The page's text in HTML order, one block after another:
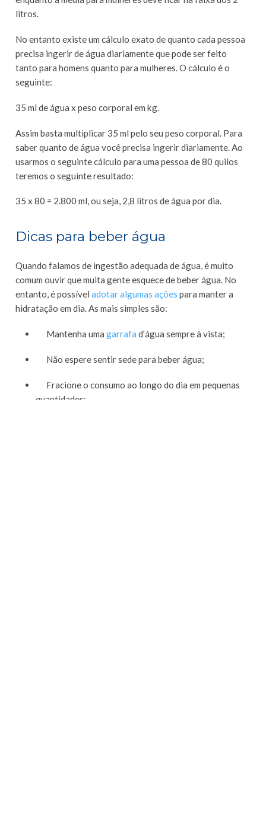
litros.
No entanto existe um cálculo exato de quanto cada pessoa
precisa ingerir de água diariamente que pode ser feito
tanto para homens quanto para mulheres. O cálculo é o
seguinte:
35 ml de água x peso corporal em kg.
Assim basta multiplicar 35 ml pelo seu peso corporal. Para
saber quanto de água você precisa ingerir diariamente. Ao
usarmos o seguinte cálculo para uma pessoa de 80 quilos
teremos o seguinte resultado:
35 x 80 = 2.800 ml, ou seja, 2,8 litros de água por dia.
Dicas para beber água
Quando falamos de ingestão adequada de água, é muito
comum ouvir que muita gente esquece de beber água. No
entanto, é possível adotar algumas ações para manter a
hidratação em dia. As mais simples são:
Mantenha uma garrafa d’água sempre à vista;
Não espere sentir sede para beber água;
Fracione o consumo ao longo do dia em pequenas
quantidades;